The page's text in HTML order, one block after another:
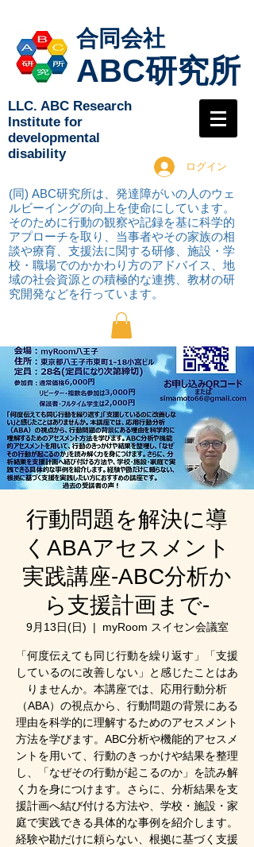
合同会社
ABC研究所
LLC. ABC Research
Institute for
developmental
disability
ログイン
(同) ABC研究所は、発達障がいの人のウェ
ルビーイングの向上を使命にしています。
そのために行動の観察や記録を基に科学的
アプローチを取り
、当事者やその家族の相
談や療育、支援法に関する研修、施設・学
校・職場でのかかわり方のアドバイス、地
域の社会資源との積極的な連携、教材の研
究開発などを行っています。
行動問題を解決に導
くABAアセスメント
実践講座‐ABC分析か
ら支援計画まで‐
9月13日(日)
  |
myRoom スイセン会議室
「何度伝えても同じ行動を繰り返す」「支援
しているのに改善しない」と感じたことはあ
りませんか。本講座では、応用行動分析
（ABA）の視点から、行動問題の背景にある
理由を科学的に理解するためのアセスメント
方法を学びます。ABC分析や機能的アセスメ
ントを用いて、行動のきっかけや結果を整理
し、「なぜその行動が起こるのか」を読み解
く力を身につけます。さらに、分析結果を支
援計画へ結び付ける方法や、学校・施設・家
庭で実践できる具体的な事例を紹介します。
経験や勘だけに頼らない、根拠に基づく支援